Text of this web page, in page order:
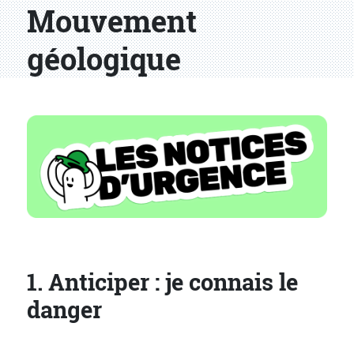
Mouvement
géologique
1. Anticiper : je connais le
danger